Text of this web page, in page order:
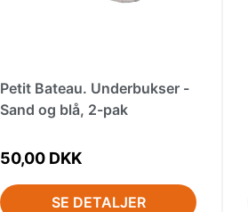
Petit Bateau. Underbukser -
Sand og blå, 2-pak
50,00 DKK
SE DETALJER